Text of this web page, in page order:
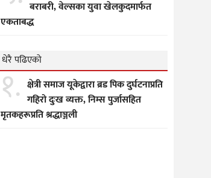
बराबरी, वेल्सका युवा खेलकुदमार्फत
एकताबद्ध
धेरै पढिएको
१. क्षेत्री समाज यूकेद्वारा ब्रड पिक दुर्घटनाप्रति
गहिरो दुःख व्यक्त, निम्स पुर्जासहित
मृतकहरूप्रति श्रद्धाञ्जली